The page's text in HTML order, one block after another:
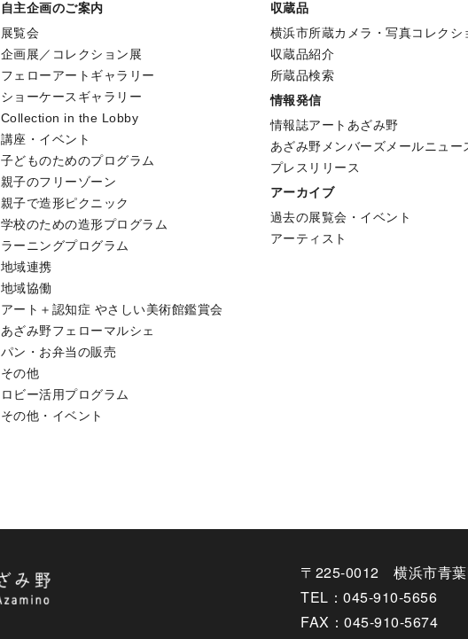
自主企画のご案内
展覧会
企画展／コレクション展
フェローアートギャラリー
ショーケースギャラリー
Collection in the Lobby
講座・イベント
子どものためのプログラム
親子のフリーゾーン
親子で造形ピクニック
学校のための造形プログラム
ラーニングプログラム
地域連携
地域協働
アート＋認知症 やさしい美術館鑑賞会
あざみ野フェローマルシェ
パン・お弁当の販売
その他
ロビー活用プログラム
その他・イベント
収蔵品
横浜市所蔵カメラ・写真コレクシ
収蔵品紹介
所蔵品検索
情報発信
情報誌アートあざみ野
あざみ野メンバーズメールニュー
プレスリリース
アーカイブ
過去の展覧会・イベント
アーティスト
〒225-0012 横浜市青葉
TEL：045-910-5656
FAX：045-910-5674